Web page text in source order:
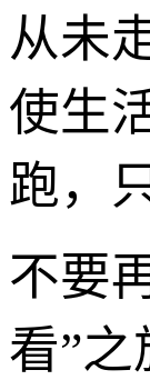
从未
使生
跑，
不要
看”